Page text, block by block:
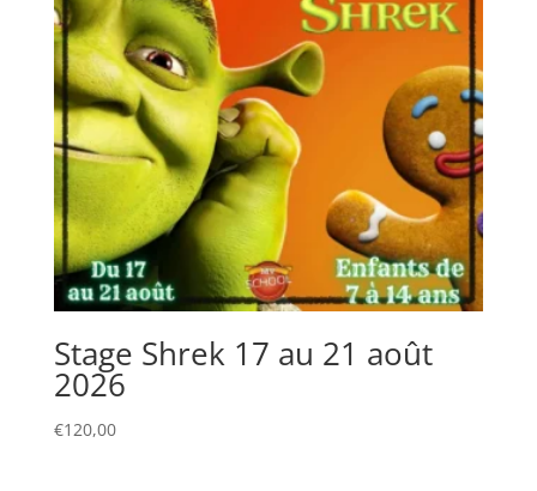
Stage Shrek 17 au 21 août
2026
€120,00